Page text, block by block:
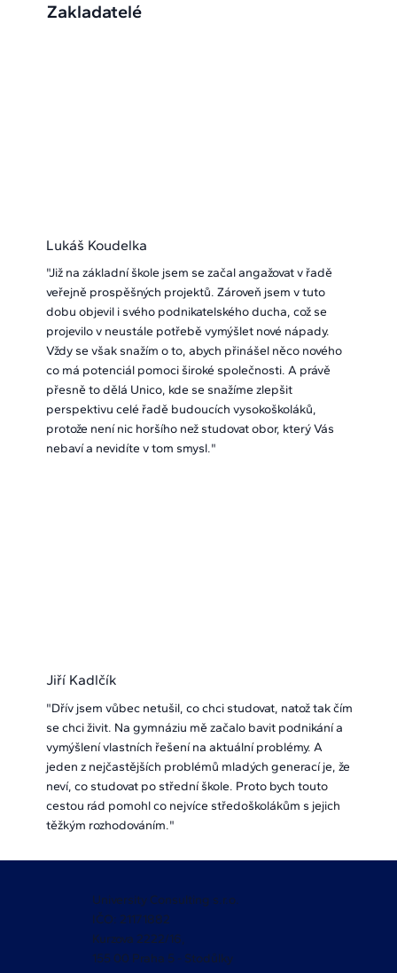
Zakladatelé
Lukáš Koudelka
"Již na základní škole jsem se začal angažovat v řadě
veřejně prospěšných projektů. Zároveň jsem v tuto
dobu objevil i svého podnikatelského ducha, což se
projevilo v neustále potřebě vymýšlet nové nápady.
Vždy se však snažím o to, abych přinášel něco nového
co má potenciál pomoci široké společnosti. A právě
přesně to dělá Unico, kde se snažíme zlepšit
perspektivu celé řadě budoucích vysokoškoláků,
protože není nic horšího než studovat obor, který Vás
nebaví a nevidíte v tom smysl."
Jiří Kadlčík
"Dřív jsem vůbec netušil, co chci studovat, natož tak čím
se chci živit. Na gymnáziu mě začalo bavit podnikání a
vymýšlení vlastních řešení na aktuální problémy. A
jeden z nejčastějších problémů mladých generací je, že
neví, co studovat po střední škole. Proto bych touto
cestou rád pomohl co nejvíce středoškolákům s jejich
těžkým rozhodováním."
University Consulting s.r.o.
IČO: 21171882
Kurzova 2222/16,
155 00 Praha 5 - Stodůlky